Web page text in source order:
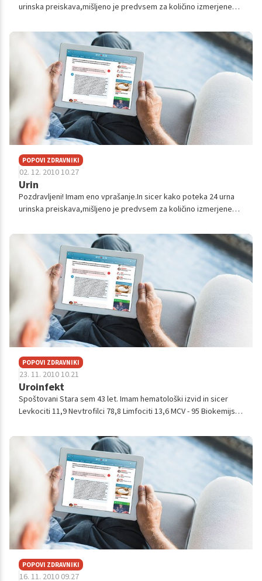
urinska preiskava,mišljeno je predvsem za količino izmerjenega
ostati 1 dan v...
POPOVI ZDRAVNIKI
02. 12. 2010 10.27
Urin
Pozdravljeni! Imam eno vprašanje.In sicer kako poteka 24 urna
urinska preiskava,mišljeno je predvsem za količino izmerjenega
ostati 1 dan ...
POPOVI ZDRAVNIKI
23. 11. 2010 10.21
Uroinfekt
Spoštovani Stara sem 43 let. Imam hematološki izvid in sicer
Levkociti 11,9 Nevtrofilci 78,8 Limfociti 13,6 MCV - 95 Biokemijska
POPOVI ZDRAVNIKI
16. 11. 2010 09.27